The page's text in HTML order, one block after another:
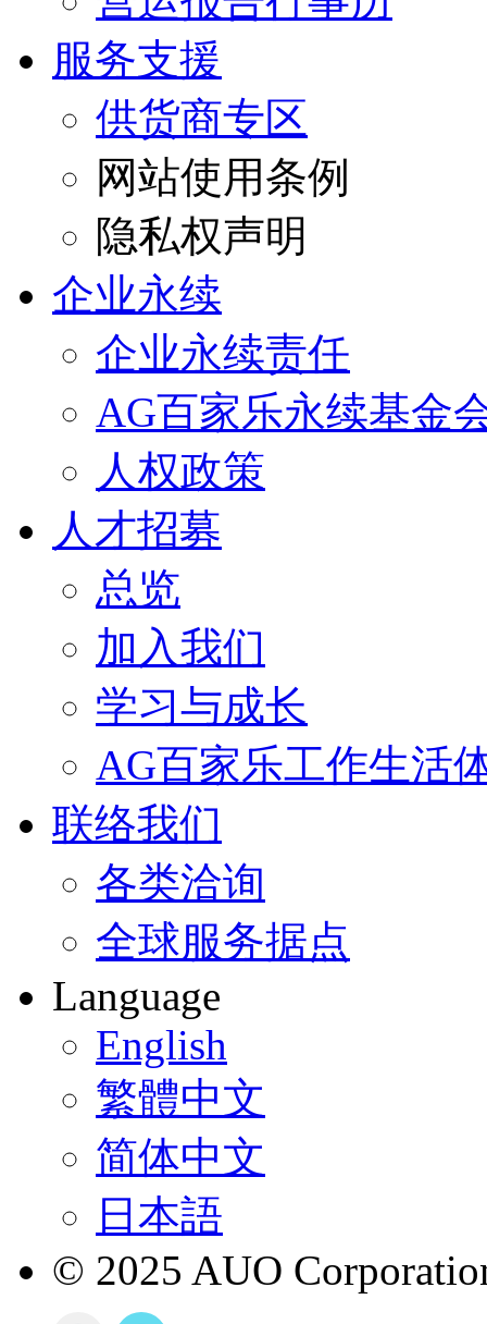
服务支援
供货商专区
网站使用条例
隐私权声明
企业永续
企业永续责任
AG百家乐永续基金
人权政策
人才招募
总览
加入我们
学习与成长
AG百家乐工作生活
联络我们
各类洽询
全球服务据点
Language
English
繁體中文
简体中文
日本語
© 2025 AUO